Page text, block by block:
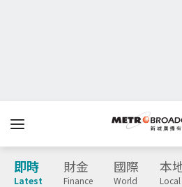
即時
Latest
財金
Finance
國際
World
本
Local